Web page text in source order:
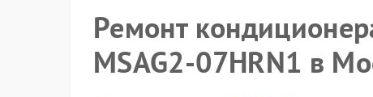
Ремонт
MSAG2-07HRN1 в